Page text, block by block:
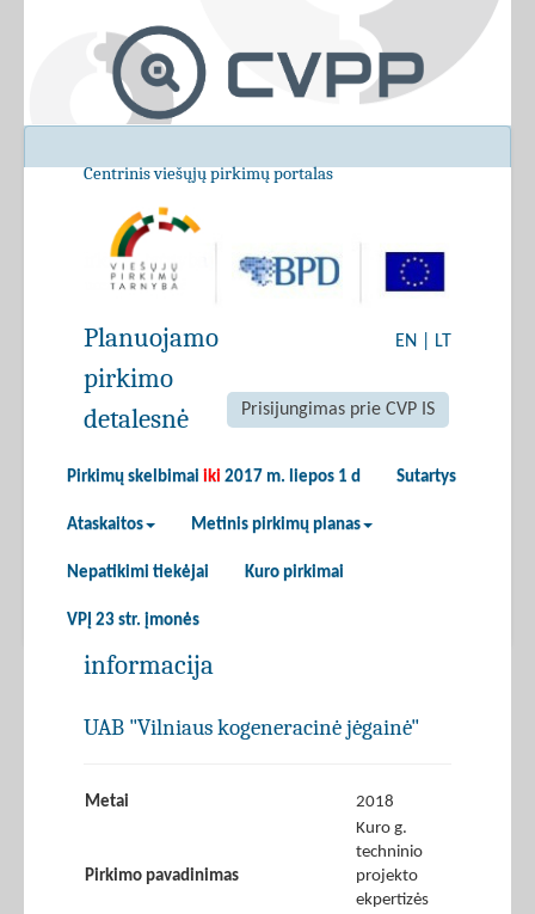
Centrinis viešųjų pirkimų portalas
EN LT
Prisijungimas prie CVP IS
Pirkimų skelbimai iki 2017 m. liepos 1 d Sutartys
Ataskaitos Metinis pirkimų planas
Nepatikimi tiekėjai Kuro pirkimai
VPĮ 23 str. įmonės
Planuojamo
pirkimo
detalesnė
informacija
UAB "Vilniaus kogeneracinė jėgainė"
Metai 2018
Pirkimo pavadinimas
Kuro g.
techninio
projekto
ekpertizės